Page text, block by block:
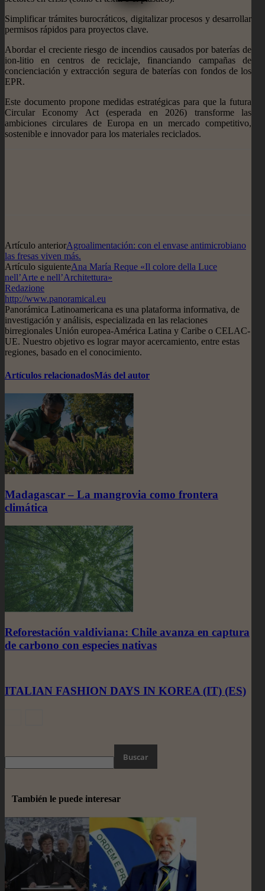
Simplificar trámites burocráticos, digitalizar procesos y desarrollar
permisos rápidos para proyectos clave.
Abordar el creciente riesgo de incendios causados por baterías de
ion-litio en centros de reciclaje, financiando campañas de
concienciación y extracción segura de baterías con fondos de los
EPR.
Este documento propone medidas estratégicas para que la futura
Circular Economy Act (esperada en 2026) transforme las
ambiciones circulares de Europa en un mercado competitivo,
sostenible e innovador para los materiales reciclados.
Artículo anteriorAgroalimentación: con el envase antimicrobiano
las fresas viven más.
Artículo siguienteAna María Reque «Il colore della Luce
nell’Arte e nell’Architettura»
Redazione
http://www.panoramical.eu
Panorámica Latinoamericana es una plataforma informativa, de
investigación y análisis, especializada en las relaciones
birregionales Unión europea-América Latina y Caribe o CELAC-
UE. Nuestro objetivo es lograr mayor acercamiento, entre estas
regiones, basado en el conocimiento.
Artículos relacionadosMás del autor
Madagascar – La mangrovia como frontera
climática
Reforestación valdiviana: Chile avanza en captura
de carbono con especies nativas
ITALIAN FASHION DAYS IN KOREA (IT) (ES)
También le puede interesar